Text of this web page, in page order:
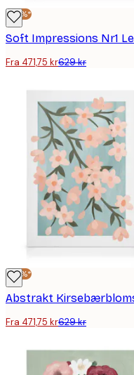
-25%*
Fra 471,75 kr629 kr
-25%*
Fra 471,75 kr629 kr